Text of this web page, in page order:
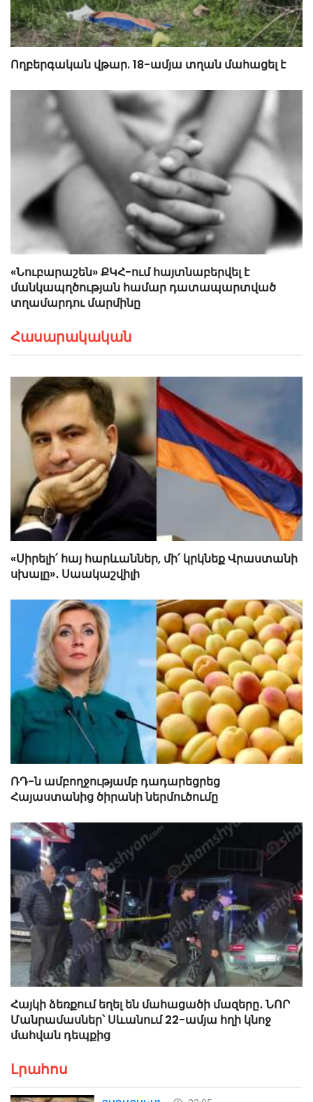
Ողբերգական վթար. 18-ամյա տղան մահացել է
«Նուբարաշեն» ՔԿՀ-ում հայտնաբերվել է
մանկապղծության համար դատապարտված
տղամարդու մարմինը
Հասարակական
«Սիրելի՛ հայ հարևաններ, մի՛ կրկնեք Վրաստանի
սխալը»․ Սաակաշվիլի
ՌԴ-ն ամբողջությամբ դադարեցրեց
Հայաստանից ծիրանի ներմուծումը
Հայկի ձեռքում եղել են մահացածի մազերը․ ՆՈՐ
Մանրամասներ՝ Սևանում 22-ամյա հղի կնոջ
մահվան դեպքից
Լրահոս